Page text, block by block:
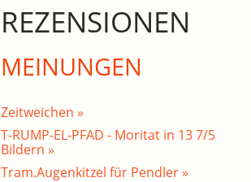
REZENSIONEN
MEINUNGEN
Zeitweichen »
T-RUMP-EL-PFAD - Moritat in 13 7/5
Bildern »
Tram.Augenkitzel für Pendler »